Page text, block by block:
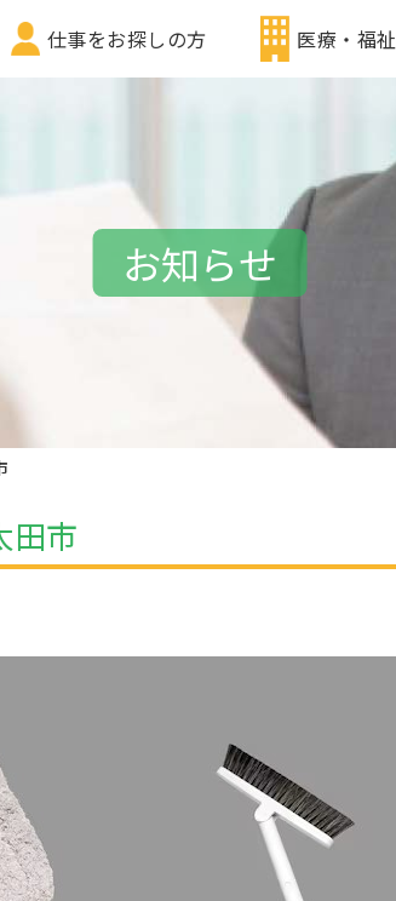
仕事をお探しの方 医療・福
お知らせ
田市